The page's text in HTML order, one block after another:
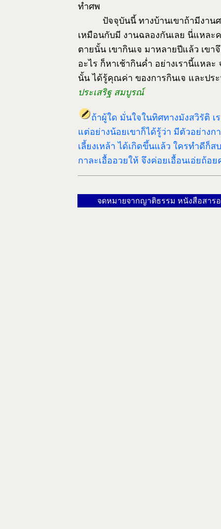
ทำศพ
ปัจจุบันนี้ ทางบ้านเขาถ้ามีงาน
เหมือนกับมี งานฉลองกันเลย นี่แหละ
ตายนั้น เขากินเจ มาหลายปีแล้ว เขา
อะไร ก็หาเช้ากินค่ำ อย่างเรานี้แหล
นั้น ได้รู้คุณค่า ของการกินเจ และปร
ประเสริฐ สมบูรณ์
ถ้าผู้ใด มั่นใจในทิศทางมังสวิรัติ เ
แต่อย่างน้อยเขาก็ได้รู้ว่า มีตัวอย่าง
เลี้ยงเหล้า ได้เกิดขึ้นแล้ว ใครทำดีก็
กาละเอื้ออวยให้ จึงค่อยเอื้อนเอ่ยถ้อย
จดหมายจากญาติธรรม หนังสือสา